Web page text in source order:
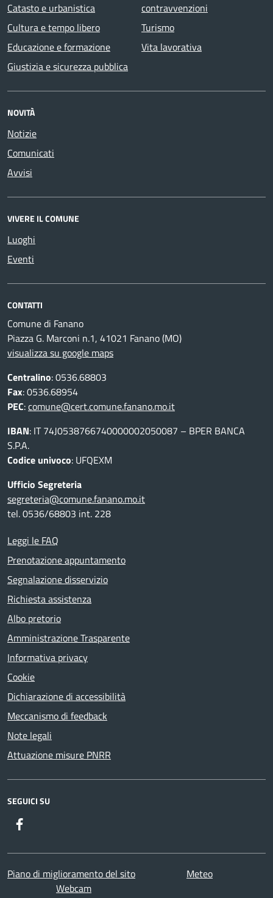
Catasto e urbanistica
Cultura e tempo libero
Educazione e formazione
Giustizia e sicurezza pubblica
contravvenzioni
Turismo
Vita lavorativa
NOVITÀ
Notizie
Comunicati
Avvisi
VIVERE IL COMUNE
Luoghi
Eventi
CONTATTI
Comune di Fanano
Piazza G. Marconi n.1, 41021 Fanano (MO)
visualizza su google maps
Centralino: 0536.68803
Fax: 0536.68954
PEC:comune@cert.comune.fanano.mo.it
IBAN: IT 74J0538766740000002050087 – BPER BANCA
S.P.A.
Codice univoco: UFQEXM
Ufficio Segreteria
segreteria@comune.fanano.mo.it
tel. 0536/68803 int. 228
Leggi le FAQ
Prenotazione appuntamento
Segnalazione disservizio
Richiesta assistenza
Albo pretorio
Amministrazione Trasparente
Informativa privacy
Cookie
Dichiarazione di accessibilità
Meccanismo di feedback
Note legali
Attuazione misure PNRR
SEGUICI SU
Piano di miglioramento del sito
Meteo
Webcam